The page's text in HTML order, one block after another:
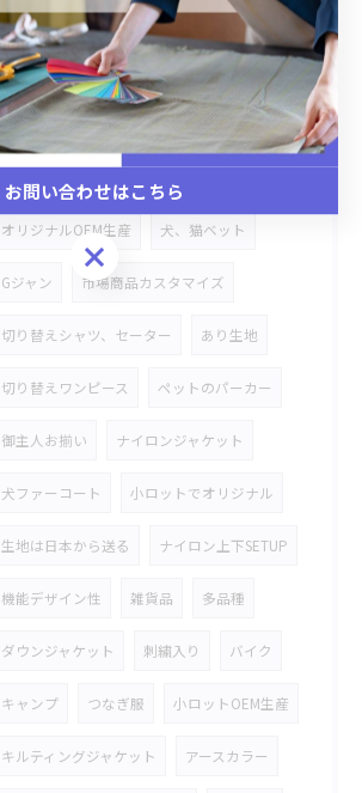
ハトロン紙 ストレッチデニム
デニムセットアップ バックプリント
温泉着 リラックス
オリジナルOEM生産 犬、猫ベット
Gジャン 市場商品カスタマイズ
切り替えシャツ、セーター あり生地
切り替えワンピース ペットのパーカー
御主人お揃い ナイロンジャケット
犬ファーコート 小ロットでオリジナル
生地は日本から送る ナイロン上下SETUP
機能デザイン性 雑貨品 多品種
ダウンジャケット 刺繍入り バイク
キャンプ つなぎ服 小ロットOEM生産
キルティングジャケット アースカラー
お問い合わせはこちら
お問い合わせはこちら